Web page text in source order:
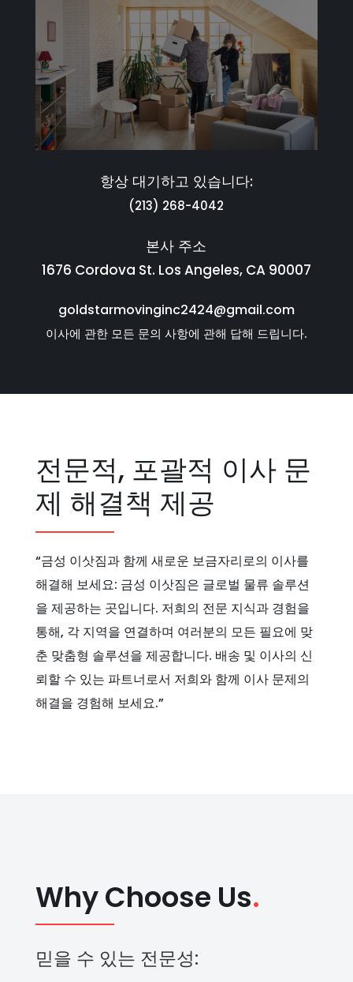
항상 대기하고 있습니다:
(213) 268-4042
본사 주소
1676 Cordova St. Los Angeles, CA 90007
goldstarmovinginc2424@gmail.com
이사에 관한 모든 문의 사항에 관해 답해 드립니다.
전문적, 포괄적 이사 문
제 해결책 제공
“금성 이삿짐과 함께 새로운 보금자리로의 이사를
해결해 보세요: 금성 이삿짐은 글로벌 물류 솔루션
을 제공하는 곳입니다. 저희의 전문 지식과 경험을
통해, 각 지역을 연결하며 여러분의 모든 필요에 맞
춘 맞춤형 솔루션을 제공합니다. 배송 및 이사의 신
뢰할 수 있는 파트너로서 저희와 함께 이사 문제의
해결을 경험해 보세요.”
Why Choose Us.
믿을 수 있는 전문성: